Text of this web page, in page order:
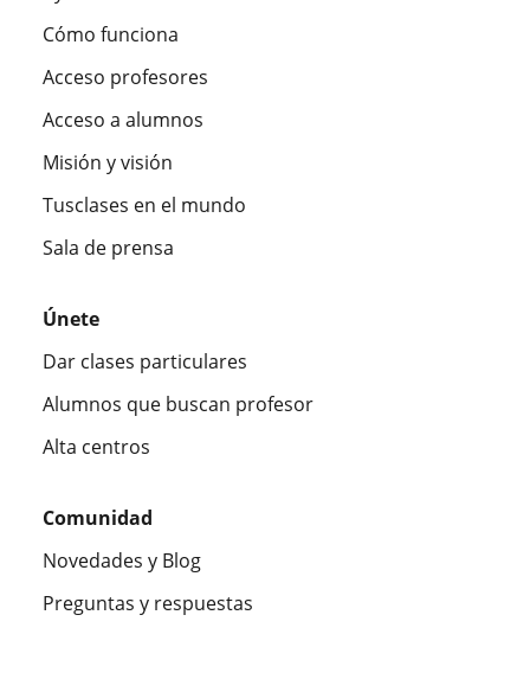
Cómo funciona
Acceso profesores
Acceso a alumnos
Misión y visión
Tusclases en el mundo
Sala de prensa
Únete
Dar clases particulares
Alumnos que buscan profesor
Alta centros
Comunidad
Novedades y Blog
Preguntas y respuestas